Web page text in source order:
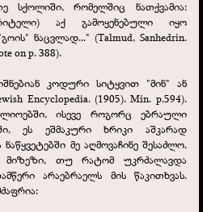
სქოლიში, რომელშიც ნათქვამია:
აქ გამოყენებული იყო
ნაცვლად..." (Talmud, Sanhedrin.
on p. 388).
კოდური სიტყვით "მინ" ან
Encyclopedia. (1905). Min. p.594).
ისევე როგორც ებრაული
ეს ეშმაკური ხრიკი აშკარად
მე აღმოვაჩინე შესაძლო,
თუ რატომ უკრძალავდა
არაებრაელს მის წაკითხვას.